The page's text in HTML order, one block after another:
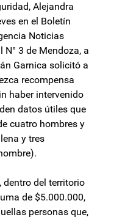
Alejandra
en el Boletín
Noticias
3 de Mendoza, a
Garnica solicitó a
recompensa
haber intervenido
datos útiles que
cuatro hombres y
y tres
dentro del territorio
de $5.000.000,
personas que,